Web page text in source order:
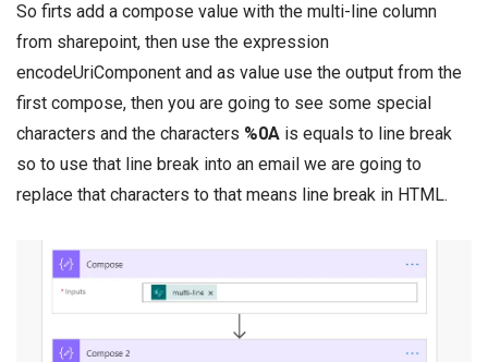
So firts add a compose value with the multi-line column
from sharepoint, then use the expression
encodeUriComponent and as value use the output from the
first compose, then you are going to see some special
characters and the characters %0A is equals to line break
so to use that line break into an email we are going to
replace that characters to that means line break in HTML.